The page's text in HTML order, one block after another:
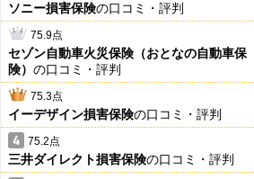
ソニー損害保険の口コミ・評判
75.9点
セゾン自動車火災保険（おとなの自動車保
険） の口コミ・評判
75.3点
イーデザイン損害保険の口コミ・評判
75.2点
三井ダイレクト損害保険の口コミ・評判